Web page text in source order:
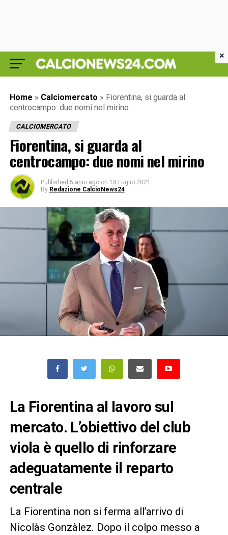
Home » Calciomercato » Fiorentina, si guarda al
centrocampo: due nomi nel mirino
CALCIOMERCATO
Fiorentina, si guarda al
centrocampo: due nomi nel mirino
Published 5 anni ago on 18 Luglio 2021
By Redazione CalcioNews24
La Fiorentina al lavoro sul
mercato. L’obiettivo del club
viola è quello di rinforzare
adeguatamente il reparto
centrale
La Fiorentina non si ferma all’arrivo di
Nicolàs Gonzàlez. Dopo il colpo messo a
×